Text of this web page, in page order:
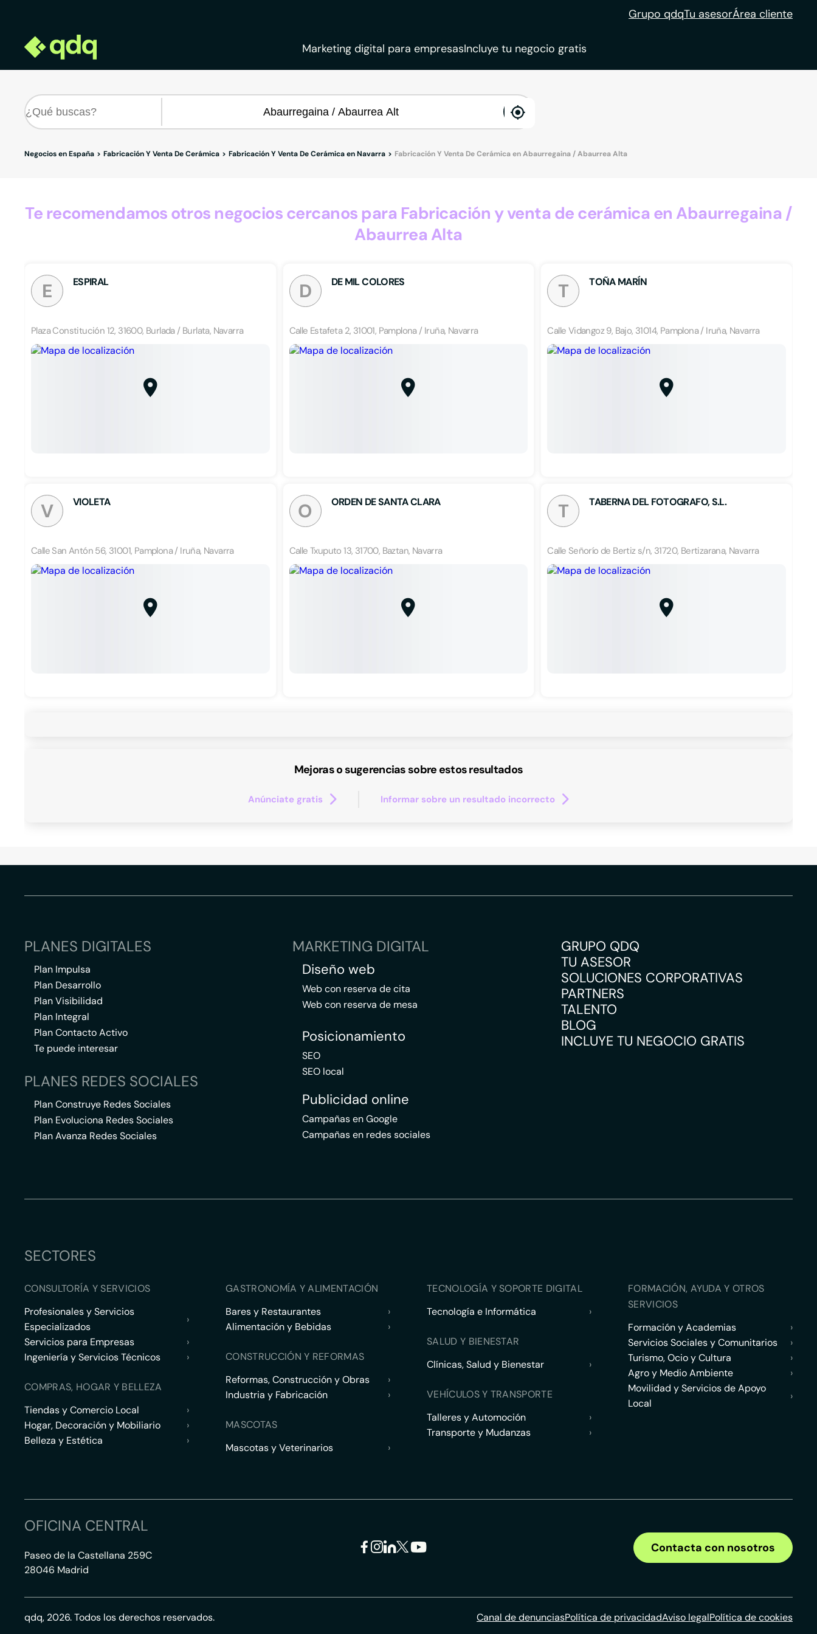
Grupo qdqTu asesorÁrea cliente
Marketing digital para empresasIncluye tu negocio gratis
enable
Negocios en España Fabricación Y Venta De Cerámica Fabricación Y Venta De Cerámica en Navarra Fabricación Y Venta De Cerámica en Abaurregaina / Abaurrea Alta
Te recomendamos otros negocios cercanos para Fabricación y venta de cerámica en Abaurregaina /
Abaurrea Alta
E ESPIRAL
Plaza Constitución 12, 31600, Burlada / Burlata, Navarra
D DE MIL COLORES
Calle Estafeta 2, 31001, Pamplona / Iruña, Navarra
T TOÑA MARÍN
Calle Vidangoz 9, Bajo, 31014, Pamplona / Iruña, Navarra
V VIOLETA
Calle San Antón 56, 31001, Pamplona / Iruña, Navarra
O ORDEN DE SANTA CLARA
Calle Txuputo 13, 31700, Baztan, Navarra
T TABERNA DEL FOTOGRAFO, S.L.
Calle Señorío de Bertiz s/n, 31720, Bertizarana, Navarra
Mejoras o sugerencias sobre estos resultados
Anúnciate gratis Informar sobre un resultado incorrecto
PLANES DIGITALES
Plan Impulsa
Plan Desarrollo
Plan Visibilidad
Plan Integral
Plan Contacto Activo
Te puede interesar
PLANES REDES SOCIALES
Plan Construye Redes Sociales
Plan Evoluciona Redes Sociales
Plan Avanza Redes Sociales
MARKETING DIGITAL
Diseño web
Web con reserva de cita
Web con reserva de mesa
Posicionamiento
SEO
SEO local
Publicidad online
Campañas en Google
Campañas en redes sociales
GRUPO QDQ
TU ASESOR
SOLUCIONES CORPORATIVAS
PARTNERS
TALENTO
BLOG
INCLUYE TU NEGOCIO GRATIS
SECTORES
CONSULTORÍA Y SERVICIOS
Profesionales y Servicios
Especializados
›
Servicios para Empresas
›
Ingeniería y Servicios Técnicos
›
COMPRAS, HOGAR Y BELLEZA
Tiendas y Comercio Local
›
Hogar, Decoración y Mobiliario
›
Belleza y Estética
›
GASTRONOMÍA Y ALIMENTACIÓN
Bares y Restaurantes
›
Alimentación y Bebidas
›
CONSTRUCCIÓN Y REFORMAS
Reformas, Construcción y Obras
›
Industria y Fabricación
›
MASCOTAS
Mascotas y Veterinarios
›
TECNOLOGÍA Y SOPORTE DIGITAL
Tecnología e Informática
›
SALUD Y BIENESTAR
Clínicas, Salud y Bienestar
›
VEHÍCULOS Y TRANSPORTE
Talleres y Automoción
›
Transporte y Mudanzas
›
FORMACIÓN, AYUDA Y OTROS
SERVICIOS
Formación y Academias
›
Servicios Sociales y Comunitarios
›
Turismo, Ocio y Cultura
›
Agro y Medio Ambiente
›
Movilidad y Servicios de Apoyo
Local
›
OFICINA CENTRAL
Paseo de la Castellana 259C
28046 Madrid
Contacta con nosotros
Canal de denunciasPolítica de privacidadAviso legalPolítica de cookies
qdq, 2026. Todos los derechos reservados.